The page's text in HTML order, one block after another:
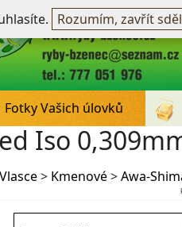
Nepřihlášen -
Fotky Vašich úlovků
Iso
Vlasce> Kmenové>Awa-
Rozumím, zavřít